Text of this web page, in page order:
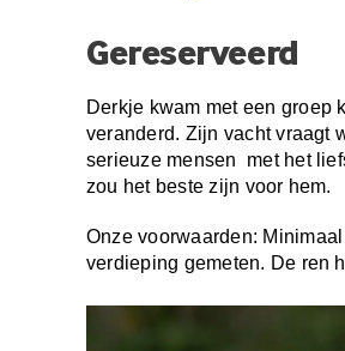
Gereserveerd
Derkje kwam met een
veranderd. Zijn vacht vraagt
serieuze mensen met het
zou het beste zijn voor hem.
Onze voorwaarden:
verdieping gemeten. De ren